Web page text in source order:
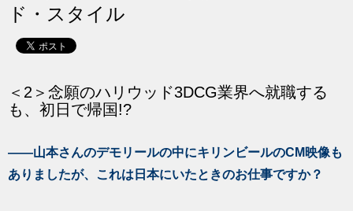
ド・スタイル
＜2＞念願のハリウッド3DCG業界へ就職する
も、初日で帰国!?
――山本さんのデモリールの中にキリンビールのCM映像も
ありましたが、これは日本にいたときのお仕事ですか？